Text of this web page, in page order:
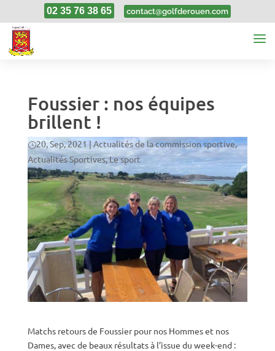
02 35 76 38 65 contact@golfderouen.com
Foussier : nos équipes
brillent !
20, Sep, 2021|Actualités de la commission sportive,
Actualités Sportives,Le sport
Matchs retours de Foussier pour nos Hommes et nos
Dames, avec de beaux résultats à l’issue du week-end :